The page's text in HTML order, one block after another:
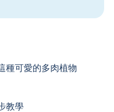
種可愛的多肉植物
教學